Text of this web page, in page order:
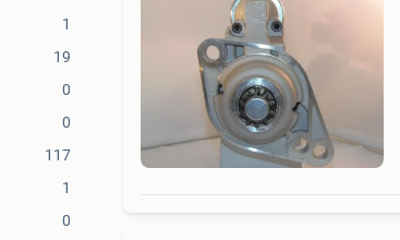
1
19
0
0
117
1
0